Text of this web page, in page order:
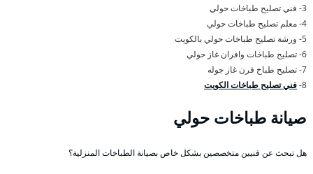
3- فني تصليح طباخات حولي
4- معلم تصليح طباخات حولي
5- ورشة تصليح طباخات حولي بالكويت
6- تصليح طباخات وافران غاز حولي
7- تصليح طباخ فرن غاز جوله
8- فني تصليح طباخات الكويت
صيانة طباخات حولي
هل تبحث عن فنيين متخصصين بشكل خاص بصيانة الطباخات المنزلية؟